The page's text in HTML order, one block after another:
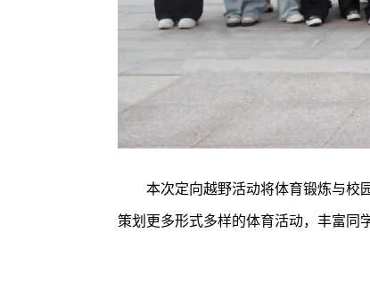
本次定向越野活动将体育锻炼与校
策划更多形式多样的体育活动，丰富同